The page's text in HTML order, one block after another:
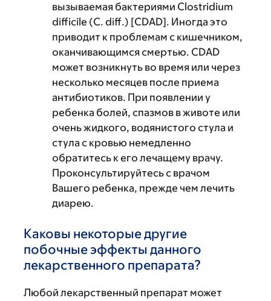
вызываемая бактериями Clostridium
difficile (C. diff.) [CDAD]. Иногда это
приводит к проблемам с кишечником,
оканчивающимся смертью. CDAD
может возникнуть во время или через
несколько месяцев после приема
антибиотиков. При появлении у
ребенка болей, спазмов в животе или
очень жидкого, водянистого стула и
стула с кровью немедленно
обратитесь к его лечащему врачу.
Проконсультируйтесь с врачом
Вашего ребенка, прежде чем лечить
диарею.
Каковы некоторые другие
побочные эффекты данного
лекарственного препарата?
Любой лекарственный препарат может